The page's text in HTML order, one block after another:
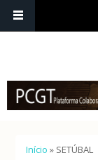
Está aqui
Início » SETÚBAL